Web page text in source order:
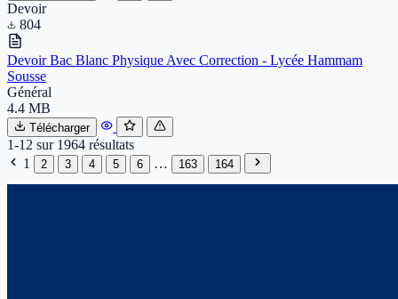
Devoir
804
Devoir Bac Blanc Physique Avec Correction - Lycée Hammam
Sousse
Général
4.4 MB
Télécharger
1-12 sur 1964 résultats
1
2 3 4 5 6 … 163 164